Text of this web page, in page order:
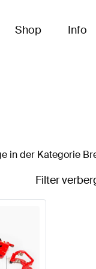
Shop Info
in der Kategorie
Filter